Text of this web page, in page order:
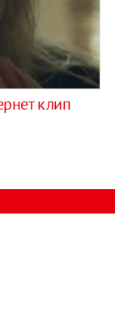
клип